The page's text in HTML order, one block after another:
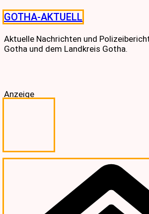
Skip
to
content
GOTHA-AKTUELL
Aktuelle Nachrichten und
Gotha und dem Landkreis Gotha.
Anzeige